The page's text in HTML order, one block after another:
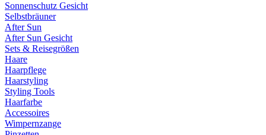
Sonnenschutz Gesicht
Selbstbräuner
After Sun
After Sun Gesicht
Sets & Reisegrößen
Haare
Haarpflege
Haarstyling
Styling Tools
Haarfarbe
Accessoires
Wimpernzange